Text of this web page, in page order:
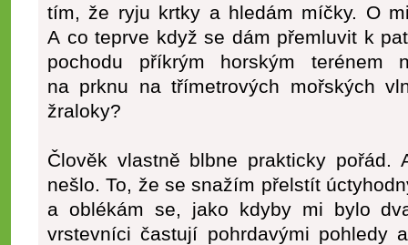
tím, že ryju krtky a hledám míčky. O
A co teprve když se dám přemluvit k
pochodu příkrým horským terénem
na prknu na třímetrových mořských
žraloky?
Člověk vlastně blbne prakticky
nešlo. To, že se snažím přelstít
a oblékám se, jako kdyby mi bylo
vrstevníci častují pohrdavými